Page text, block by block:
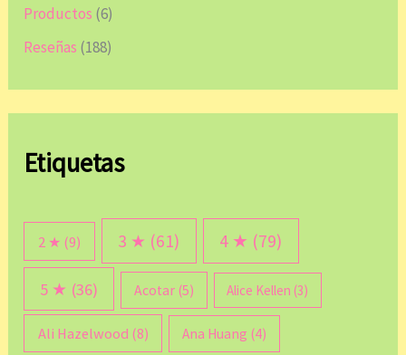
Productos (6)
Reseñas (188)
Etiquetas
2 ★ (9) 3 ★ (61) 4 ★ (79)
5 ★ (36) Acotar(5) Alice Kellen (3)
Ali Hazelwood (8) Ana Huang (4)